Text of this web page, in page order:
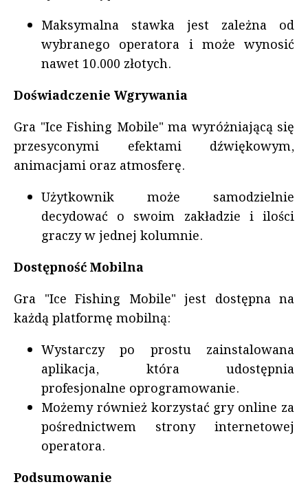
Maksymalna stawka jest zależna od
wybranego operatora i może wynosić
nawet 10.000 złotych.
Doświadczenie Wgrywania
Gra "Ice Fishing Mobile" ma wyróżniającą się
przesyconymi efektami dźwiękowym,
animacjami oraz atmosferę.
Użytkownik może samodzielnie
decydować o swoim zakładzie i ilości
graczy w jednej kolumnie.
Dostępność Mobilna
Gra "Ice Fishing Mobile" jest dostępna na
każdą platformę mobilną:
Wystarczy po prostu zainstalowana
aplikacja, która udostępnia
profesjonalne oprogramowanie.
Możemy również korzystać gry online za
pośrednictwem strony internetowej
operatora.
Podsumowanie